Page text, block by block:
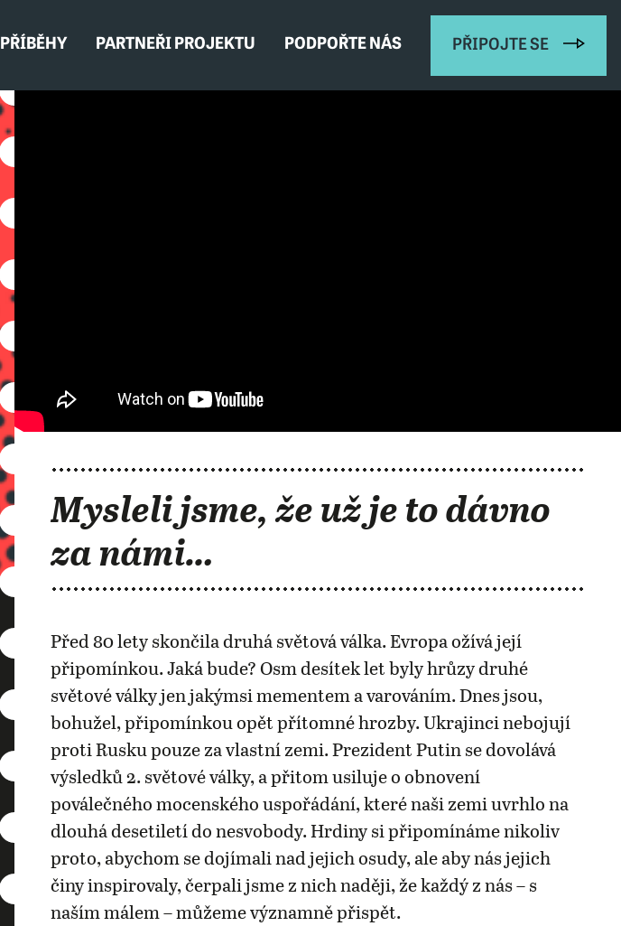
PŘÍBĚHY PARTNEŘI PROJEKTU PODPOŘTE NÁS PŘIPOJTE SE
Mysleli jsme, že už je to dávno
za námi…
Před 80 lety skončila druhá světová válka. Evropa ožívá její
připomínkou. Jaká bude? Osm desítek let byly hrůzy druhé
světové války jen jakýmsi mementem a varováním. Dnes jsou,
bohužel, připomínkou opět přítomné hrozby. Ukrajinci nebojují
proti Rusku pouze za vlastní zemi. Prezident Putin se dovolává
výsledků 2. světové války, a přitom usiluje o obnovení
poválečného mocenského uspořádání, které naši zemi uvrhlo na
dlouhá desetiletí do nesvobody. Hrdiny si připomínáme nikoliv
proto, abychom se dojímali nad jejich osudy, ale aby nás jejich
činy inspirovaly, čerpali jsme z nich naději, že každý z nás – s
naším málem – můžeme významně přispět.